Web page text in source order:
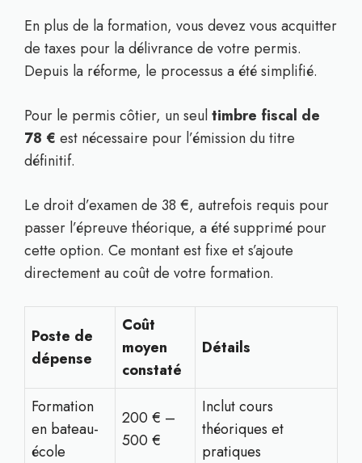
En plus de la formation, vous devez vous acquitter
de taxes pour la délivrance de votre permis.
Depuis la réforme, le processus a été simplifié.
Pour le permis côtier, un seultimbre fiscal de
78 € est nécessaire pour l’émission du titre
définitif.
Le droit d’examen de 38 €, autrefois requis pour
passer l’épreuve théorique, a été supprimé pour
cette option. Ce montant est fixe et s’ajoute
directement au coût de votre formation.
Poste de
dépense
Coût
moyen
constaté
Détails
Formation
en bateau-
école
200 € –
500 €
Inclut cours
théoriques et
pratiques